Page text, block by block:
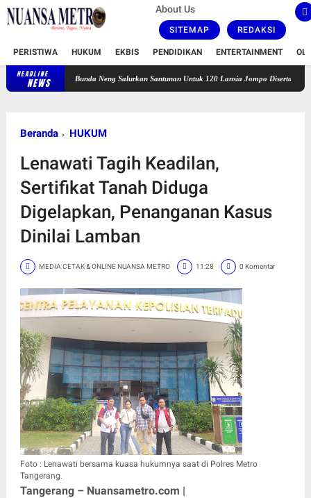
About Us
SITEMAP REDAKSI
PERISTIWA HUKUM EKBIS PENDIDIKAN ENTERTAINMENT
HEADLINE
NEWS
Bunda Neng Salurkan Santunan Untuk 120 Lansia Jompo Disertai Zikir dan Doa
Beranda HUKUM
Lenawati Tagih Keadilan,
Sertifikat Tanah Diduga
Digelapkan, Penanganan Kasus
Dinilai Lamban
MEDIA CETAK & ONLINE NUANSA METRO 11:28 0 Komentar
Foto : Lenawati bersama kuasa hukumnya saat di Polres Metro
Tangerang.
Tangerang – Nuansametro.com |